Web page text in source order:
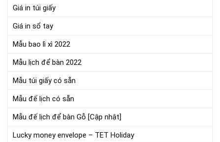
Giá in túi giấy
Giá in sổ tay
Mẫu bao lì xì 2022
Mẫu lịch để bàn 2022
Mẫu túi giấy có sẵn
Mẫu đế lịch có sẵn
Mẫu đế lịch để bàn Gỗ [Cập nhật]
Lucky money envelope – TET Holiday